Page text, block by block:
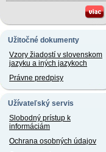
Užitočné dokumenty
Vzory žiadostí v slovenskom
jazyku a iných jazykoch
Právne predpisy
Užívateľský servis
Slobodný prístup k
informáciám
Ochrana osobných údajov